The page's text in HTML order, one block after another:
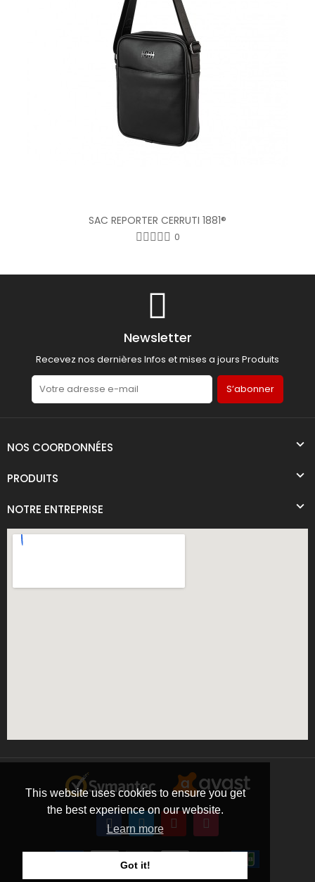
This website uses cookies to ensure you get
the best experience on our website.
Learn more
Got it!
SAC REPORTER CERRUTI 1881®
0
Newsletter
Recevez nos dernières Infos et mises a jours Produits
S’abonner
NOS COORDONNÉES
PRODUITS
NOTRE ENTREPRISE